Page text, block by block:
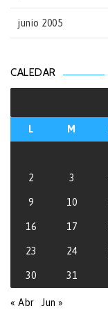
junio 2005
CALEDAR
L M
2 3
9 10
16 17
23 24
30 31
« Abr Jun »